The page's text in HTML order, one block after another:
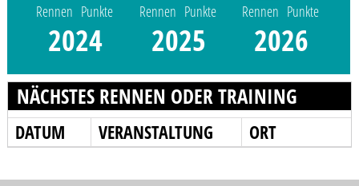
Rennen Punkte
2024
Rennen Punkte
2025
Rennen Punkte
2026
NÄCHSTES RENNEN ODER TRAINING
DATUM VERANSTALTUNG ORT